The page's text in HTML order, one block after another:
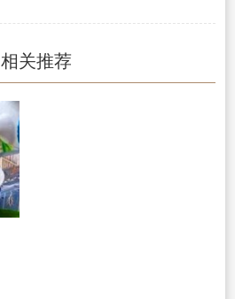
相关推荐